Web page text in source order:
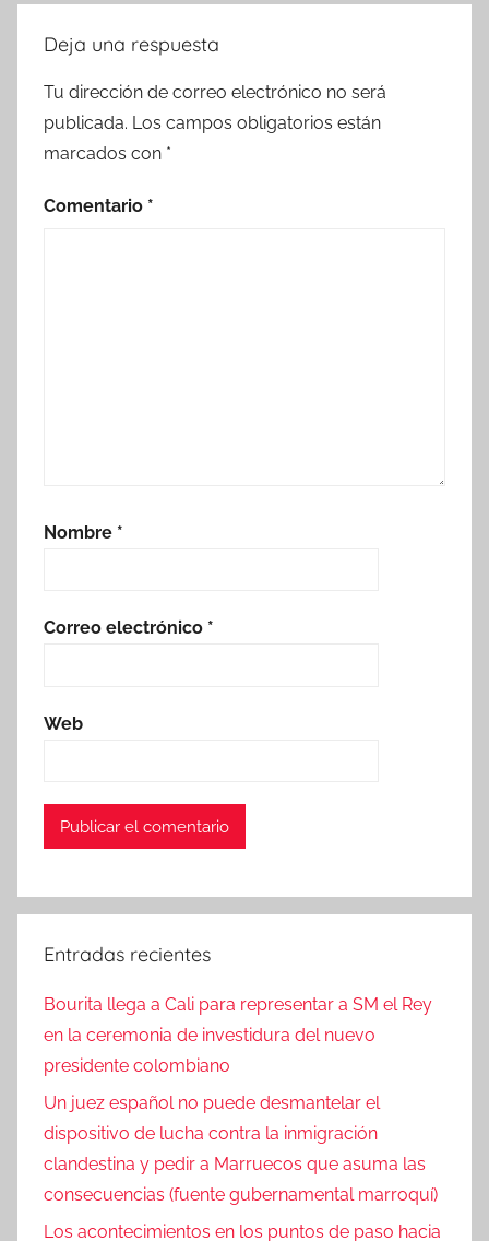
Deja una respuesta
Tu dirección de correo electrónico no será
publicada. Los campos obligatorios están
marcados con *
Comentario *
Nombre *
Correo electrónico *
Web
Entradas recientes
Bourita llega a Cali para representar a SM el Rey
en la ceremonia de investidura del nuevo
presidente colombiano
Un juez español no puede desmantelar el
dispositivo de lucha contra la inmigración
clandestina y pedir a Marruecos que asuma las
consecuencias (fuente gubernamental marroquí)
Los acontecimientos en los puntos de paso hacia